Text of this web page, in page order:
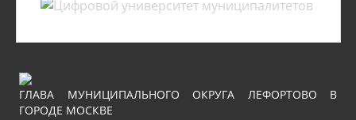
ГЛАВА МУНИЦИПАЛЬНОГО ОКРУГА ЛЕФОРТОВО В
ГОРОДЕ МОСКВЕ